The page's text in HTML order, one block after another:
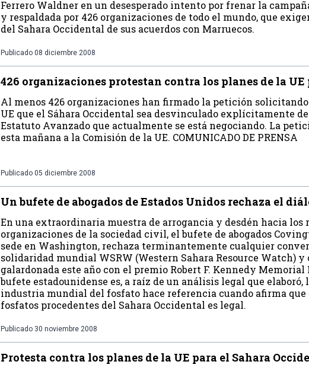
Ferrero Waldner en un desesperado intento por frenar la
y respaldada por 426 organizaciones de todo el mundo, que
del Sahara Occidental de sus acuerdos con Marruecos.
Publicado 08 diciembre 2008
426 organizaciones protestan contra los planes de la UE
Al menos 426 organizaciones han firmado la petición
UE que el Sáhara Occidental sea desvinculado explícitamente
Estatuto Avanzado que actualmente se está negociando. La
esta mañana a la Comisión de la UE. COMUNICADO DE PRENSA
Publicado 05 diciembre 2008
Un bufete de abogados de Estados Unidos rechaza el
En una extraordinaria muestra de arrogancia y desdén hacia los
organizaciones de la sociedad civil, el bufete de abogados
sede en Washington, rechaza terminantemente cualquier
solidaridad mundial WSRW (Western Sahara Resource Watch)
galardonada este año con el premio Robert F. Kennedy
bufete estadounidense es, a raíz de un análisis legal que elaboró,
industria mundial del fosfato hace referencia cuando afirma que
fosfatos procedentes del Sahara Occidental es legal.
Publicado 30 noviembre 2008
Protesta contra los planes de la UE para el Sahara